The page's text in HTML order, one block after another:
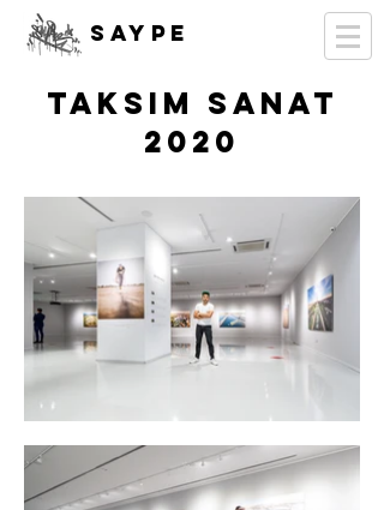
SAYPE
TAKSIM SANAT
2020